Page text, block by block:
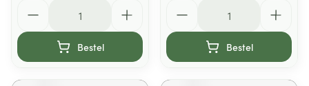
Bestel Bestel